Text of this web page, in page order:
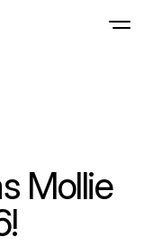
Mollie
Empfangen Sie
Terminals und